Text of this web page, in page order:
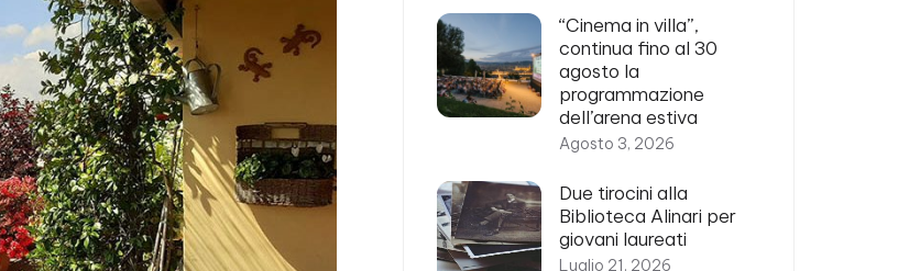
“Cinema in villa”,
continua fino al 30
agosto la
programmazione
dell’arena estiva
Agosto 3, 2026
Due tirocini alla
Biblioteca Alinari per
giovani laureati
Luglio 21, 2026